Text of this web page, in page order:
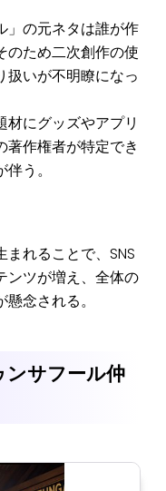
」の元ネタは誰が作
のため二次創作の使
扱いが不明瞭になっ
材にグッズやアプリ
著作権者が特定でき
う。
れることで、SNS
ンツが増え、全体の
念される。
サフール仲